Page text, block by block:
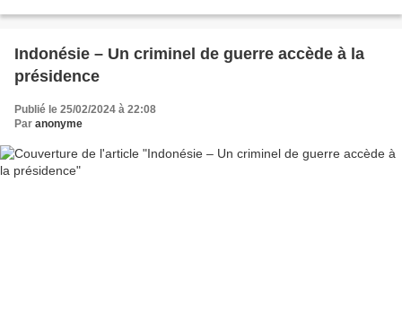
Indonésie – Un criminel de guerre accède à la
présidence
Publié le 25/02/2024 à 22:08
Par anonyme